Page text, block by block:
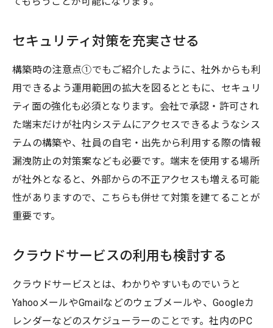
セキュリティ対策を充実させる
構築時の注意点①でもご紹介したように、社外からも利
用できるよう運用範囲の拡大を図るとともに、セキュリ
ティ面の強化も必須となります。会社で承認・許可され
た端末だけが社内システムにアクセスできるようなシス
テムの構築や、社員の自宅・出先から利用する際の情報
漏洩防止の対策案なども必要です。端末を使用する場所
が社外となると、外部からの不正アクセスも増える可能
性がありますので、こちらも併せて対策を建てることが
重要です。
クラウドサービスの利用も検討する
クラウドサービスとは、わかりやすいものでいうと
YahooメールやGmailなどのウェブメールや、Googleカ
レンダーなどのスケジューラーのことです。社内のPC